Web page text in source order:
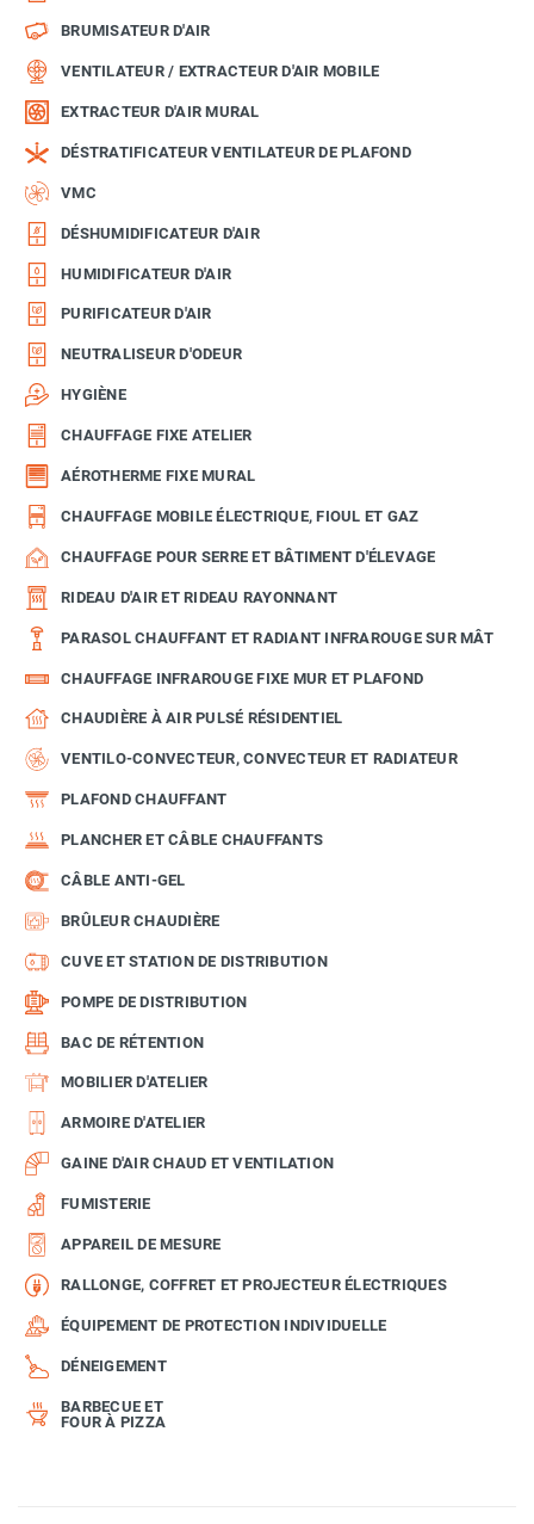
BRUMISATEUR D'AIR
VENTILATEUR / EXTRACTEUR D'AIR MOBILE
EXTRACTEUR D'AIR MURAL
DÉSTRATIFICATEUR VENTILATEUR DE PLAFOND
VMC
DÉSHUMIDIFICATEUR D'AIR
HUMIDIFICATEUR D'AIR
PURIFICATEUR D'AIR
NEUTRALISEUR D'ODEUR
HYGIÈNE
CHAUFFAGE FIXE ATELIER
AÉROTHERME FIXE MURAL
CHAUFFAGE MOBILE ÉLECTRIQUE, FIOUL ET GAZ
CHAUFFAGE POUR SERRE ET BÂTIMENT D'ÉLEVAGE
RIDEAU D'AIR ET RIDEAU RAYONNANT
PARASOL CHAUFFANT ET RADIANT INFRAROUGE SUR MÂT
CHAUFFAGE INFRAROUGE FIXE MUR ET PLAFOND
CHAUDIÈRE À AIR PULSÉ RÉSIDENTIEL
VENTILO-CONVECTEUR, CONVECTEUR ET RADIATEUR
PLAFOND CHAUFFANT
PLANCHER ET CÂBLE CHAUFFANTS
CÂBLE ANTI-GEL
BRÛLEUR CHAUDIÈRE
CUVE ET STATION DE DISTRIBUTION
POMPE DE DISTRIBUTION
BAC DE RÉTENTION
MOBILIER D'ATELIER
ARMOIRE D'ATELIER
GAINE D'AIR CHAUD ET VENTILATION
FUMISTERIE
APPAREIL DE MESURE
RALLONGE, COFFRET ET PROJECTEUR ÉLECTRIQUES
ÉQUIPEMENT DE PROTECTION INDIVIDUELLE
DÉNEIGEMENT
BARBECUE ET
FOUR À PIZZA